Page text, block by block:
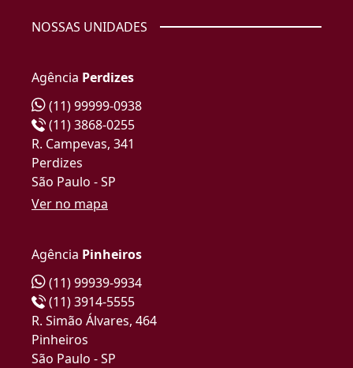
NOSSAS UNIDADES
Agência Perdizes
(11) 99999-0938
(11) 3868-0255
R. Campevas, 341
Perdizes
São Paulo - SP
Ver no mapa
Agência Pinheiros
(11) 99939-9934
(11) 3914-5555
R. Simão Álvares, 464
Pinheiros
São Paulo - SP